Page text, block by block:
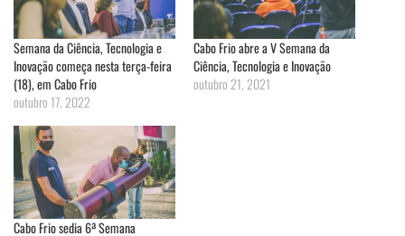
Semana da Ciência, Tecnologia e
Inovação começa nesta terça-feira
(18), em Cabo Frio
outubro 17, 2022
Cabo Frio abre a V Semana da
Ciência, Tecnologia e Inovação
outubro 21, 2021
Cabo Frio sedia 6ª Semana